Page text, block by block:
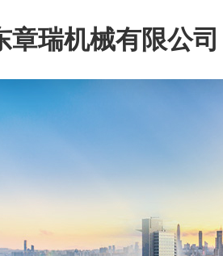
章瑞机械有限公司